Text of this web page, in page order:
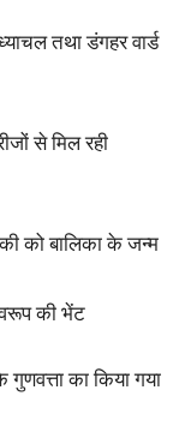
तथा डंगहर वार्ड
से मिल रही
को बालिका के जन्म
की भेंट
का किया गया